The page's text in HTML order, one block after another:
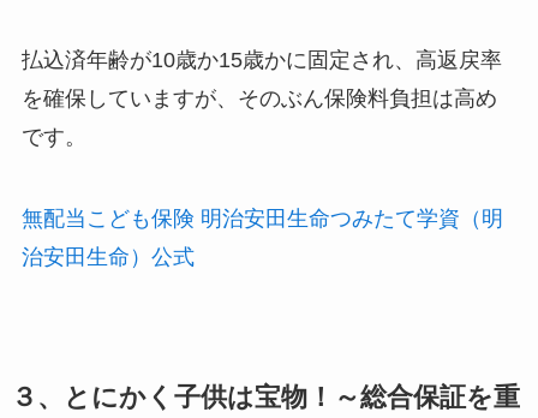
払込済年齢が10歳か15歳かに固定され、高返戻率
を確保していますが、そのぶん保険料負担は高め
です。
無配当こども保険 明治安田生命つみたて学資（明
治安田生命）公式
３、とにかく子供は宝物！～総合保証を重